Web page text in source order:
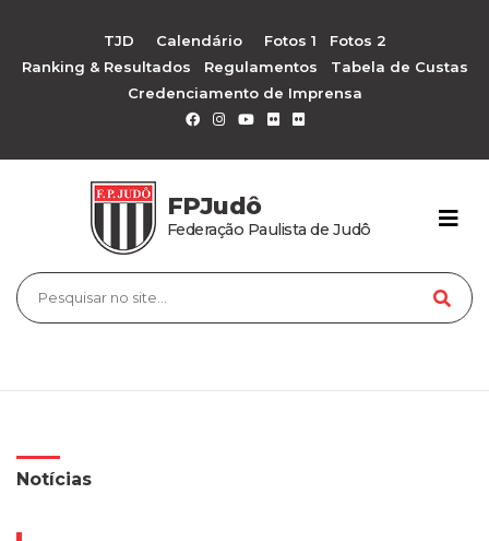
TJD Calendário Fotos 1
Fotos 2
Ranking & Resultados
Regulamentos
Tabela de Custas
Credenciamento de Imprensa
FPJudô
Federação Paulista de Judô
Notícias